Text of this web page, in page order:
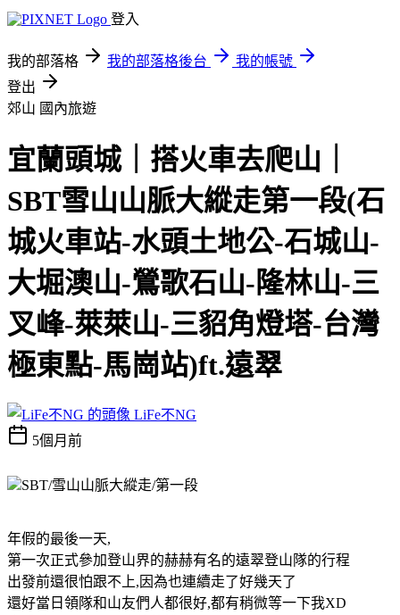
登入
我的部落格 我的部落格後台
我的帳號
登出
郊山 國內旅遊
宜蘭頭城｜搭火車去爬山｜
SBT雪山山脈大縱走第一段(石
城火車站-水頭土地公-石城山-
大堀澳山-鶯歌石山-隆林山-三
叉峰-萊萊山-三貂角燈塔-台灣
極東點-馬崗站)ft.遠翠
LiFe不NG
5個月前
SBT/雪山山脈大縱走/第一段
年假的最後一天,
第一次正式參加登山界的赫赫有名的遠翠登山隊的行程
出發前還很怕跟不上,因為也連續走了好幾天了
還好當日領隊和山友們人都很好,都有稍微等一下我XD